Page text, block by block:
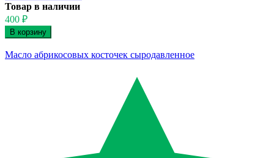
Товар в наличии
400 ₽
Масло абрикосовых косточек сыродавленное